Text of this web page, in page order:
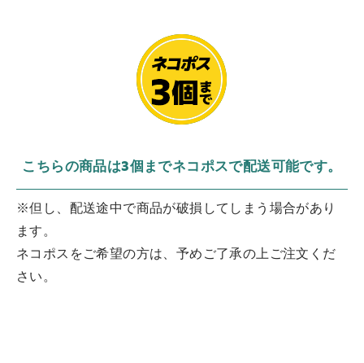
こちらの商品は3個までネコポスで配送可能です。
※但し、配送途中で商品が破損してしまう場合があり
ます。
ネコポスをご希望の方は、予めご了承の上ご注文くだ
さい。